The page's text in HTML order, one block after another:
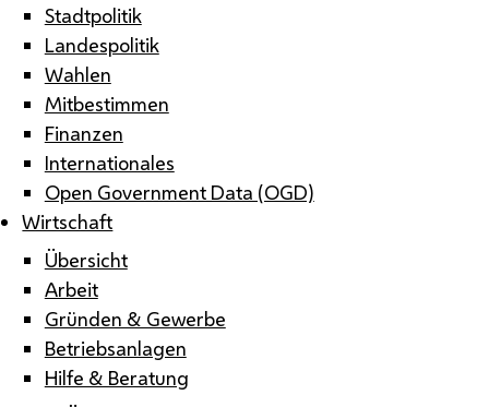
Stadtpolitik
Landespolitik
Wahlen
Mitbestimmen
Finanzen
Internationales
Open Government Data (OGD)
Wirtschaft
Übersicht
Arbeit
Gründen & Gewerbe
Betriebsanlagen
Hilfe & Beratung